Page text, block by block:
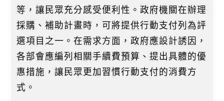
等，讓民眾充分感受便利性。政府機關在辦理
採購、補助計畫時，可將提供行動支付列為評
選項目之一。在需求方面，政府應設計誘因，
各部會應編列相關手續費預算、提出具體的優
惠措施，讓民眾更加習慣行動支付的消費方
式。